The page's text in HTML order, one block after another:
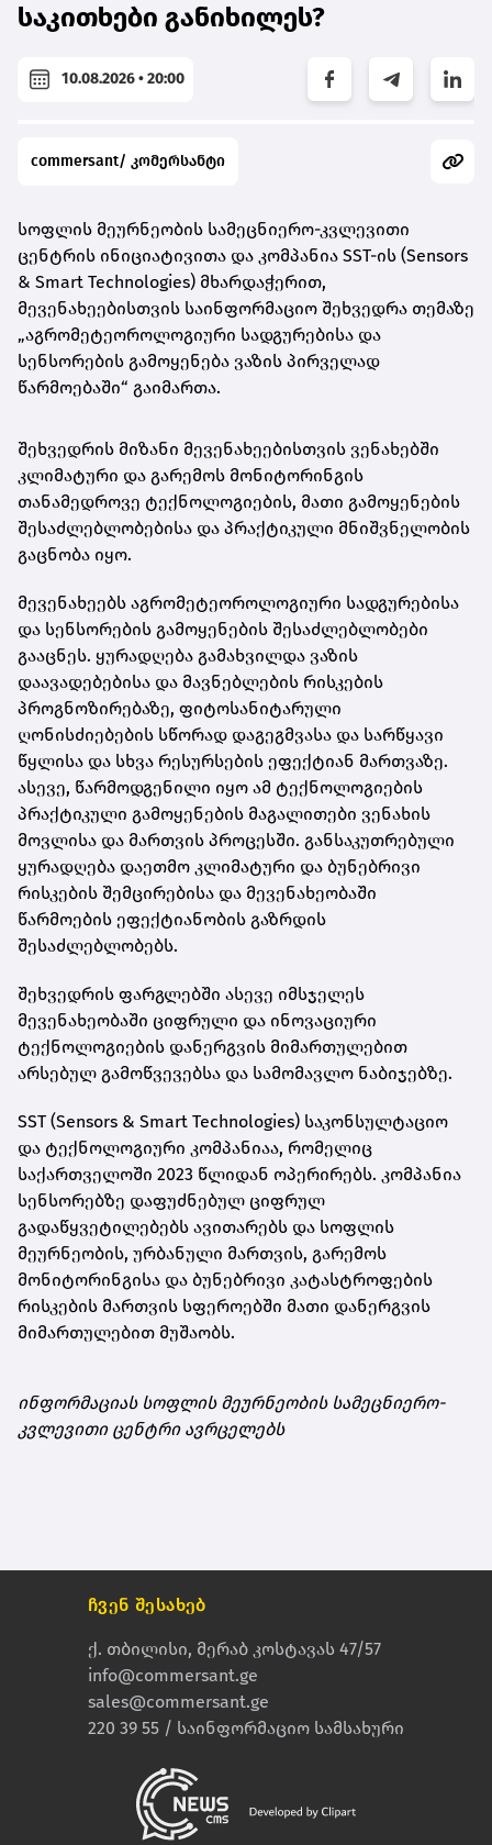
საკითხები განიხილეს?
10.08.2026 • 20:00
commersant/ კომერსანტი
სოფლის მეურნეობის სამეცნიერო-კვლევითი
ცენტრის ინიციატივითა და კომპანია SST-ის (Sensors
& Smart Technologies) მხარდაჭერით,
მევენახეებისთვის საინფორმაციო შეხვედრა თემაზე
„აგრომეტეოროლოგიური სადგურებისა და
სენსორების გამოყენება ვაზის პირველად
წარმოებაში“ გაიმართა.
შეხვედრის მიზანი მევენახეებისთვის ვენახებში
კლიმატური და გარემოს მონიტორინგის
თანამედროვე ტექნოლოგიების, მათი გამოყენების
შესაძლებლობებისა და პრაქტიკული მნიშვნელობის
გაცნობა იყო.
მევენახეებს აგრომეტეოროლოგიური სადგურებისა
და სენსორების გამოყენების შესაძლებლობები
გააცნეს. ყურადღება გამახვილდა ვაზის
დაავადებებისა და მავნებლების რისკების
პროგნოზირებაზე, ფიტოსანიტარული
ღონისძიებების სწორად დაგეგმვასა და სარწყავი
წყლისა და სხვა რესურსების ეფექტიან მართვაზე.
ასევე, წარმოდგენილი იყო ამ ტექნოლოგიების
პრაქტიკული გამოყენების მაგალითები ვენახის
მოვლისა და მართვის პროცესში. განსაკუთრებული
ყურადღება დაეთმო კლიმატური და ბუნებრივი
რისკების შემცირებისა და მევენახეობაში
წარმოების ეფექტიანობის გაზრდის
შესაძლებლობებს.
შეხვედრის ფარგლებში ასევე იმსჯელეს
მევენახეობაში ციფრული და ინოვაციური
ტექნოლოგიების დანერგვის მიმართულებით
არსებულ გამოწვევებსა და სამომავლო ნაბიჯებზე.
SST (Sensors & Smart Technologies) საკონსულტაციო
და ტექნოლოგიური კომპანიაა, რომელიც
საქართველოში 2023 წლიდან ოპერირებს. კომპანია
სენსორებზე დაფუძნებულ ციფრულ
გადაწყვეტილებებს ავითარებს და სოფლის
მეურნეობის, ურბანული მართვის, გარემოს
მონიტორინგისა და ბუნებრივი კატასტროფების
რისკების მართვის სფეროებში მათი დანერგვის
მიმართულებით მუშაობს.
ინფორმაციას სოფლის მეურნეობის სამეცნიერო-
კვლევითი ცენტრი ავრცელებს
ჩვენ შესახებ
ქ. თბილისი, მერაბ კოსტავას 47/57
info@commersant.ge
sales@commersant.ge
220 39 55 / საინფორმაციო სამსახური